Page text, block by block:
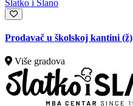
Slatko i Slano
Prodavač u školskoj kantini (ž)
Više gradova